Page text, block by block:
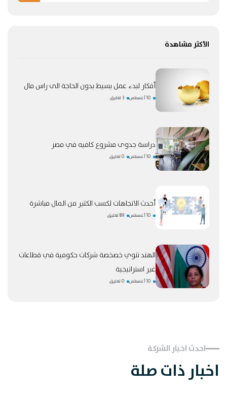
الأكثر مشاهدة
أفكار لبدء عمل بسيط بدون الحاجة الى راس مال
10 أغسطس 3 تعليق
دراسة جدوى مشروع كافيه في مصر
10 أغسطس 0 تعليق
أحدث الاتجاهات لكسب الكثير من المال مباشرة
10 أغسطس 89 تعليق
الهند تنوي خصخصة شركات حكومية في قطاعات
غير استراتيجية
10 أغسطس 0 تعليق
احدث اخبار الشركة
اخبار ذات صلة